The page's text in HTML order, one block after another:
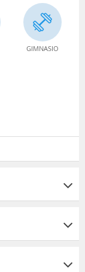
GIMNASIO